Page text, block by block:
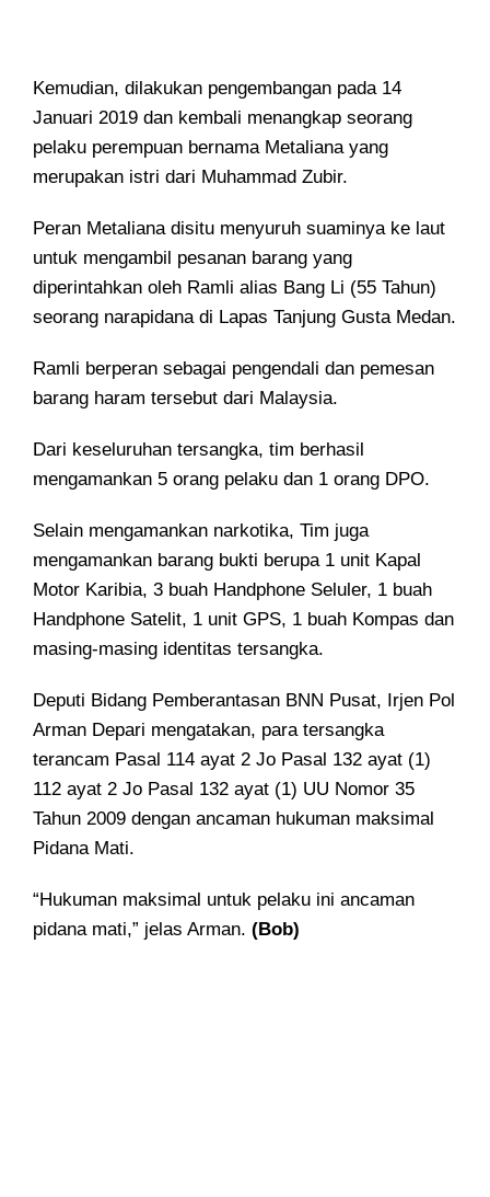
Kemudian, dilakukan pengembangan pada 14
Januari 2019 dan kembali menangkap seorang
pelaku perempuan bernama Metaliana yang
merupakan istri dari Muhammad Zubir.
Peran Metaliana disitu menyuruh suaminya ke laut
untuk mengambil pesanan barang yang
diperintahkan oleh Ramli alias Bang Li (55 Tahun)
seorang narapidana di Lapas Tanjung Gusta Medan.
Ramli berperan sebagai pengendali dan pemesan
barang haram tersebut dari Malaysia.
Dari keseluruhan tersangka, tim berhasil
mengamankan 5 orang pelaku dan 1 orang DPO.
Selain mengamankan narkotika, Tim juga
mengamankan barang bukti berupa 1 unit Kapal
Motor Karibia, 3 buah Handphone Seluler, 1 buah
Handphone Satelit, 1 unit GPS, 1 buah Kompas dan
masing-masing identitas tersangka.
Deputi Bidang Pemberantasan BNN Pusat, Irjen Pol
Arman Depari mengatakan, para tersangka
terancam Pasal 114 ayat 2 Jo Pasal 132 ayat (1)
112 ayat 2 Jo Pasal 132 ayat (1) UU Nomor 35
Tahun 2009 dengan ancaman hukuman maksimal
Pidana Mati.
“Hukuman maksimal untuk pelaku ini ancaman
pidana mati,” jelas Arman. (Bob)